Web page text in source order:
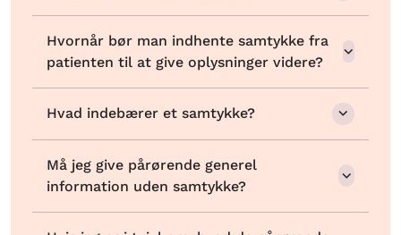
Hvornår bør man indhente samtykke fra
patienten til at give oplysninger videre?
Hvad indebærer et samtykke?
Må jeg give pårørende generel
information uden samtykke?